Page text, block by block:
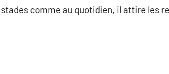
comme au quotidien, il attire les